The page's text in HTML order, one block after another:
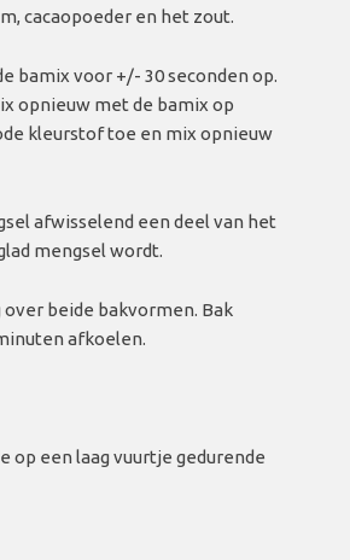
cacaopoeder en het zout.
bamix voor +/- 30 seconden op.
opnieuw met de bamix op
kleurstof toe en mix opnieuw
afwisselend een deel van het
mengsel wordt.
beide bakvormen. Bak
afkoelen.
op een laag vuurtje gedurende